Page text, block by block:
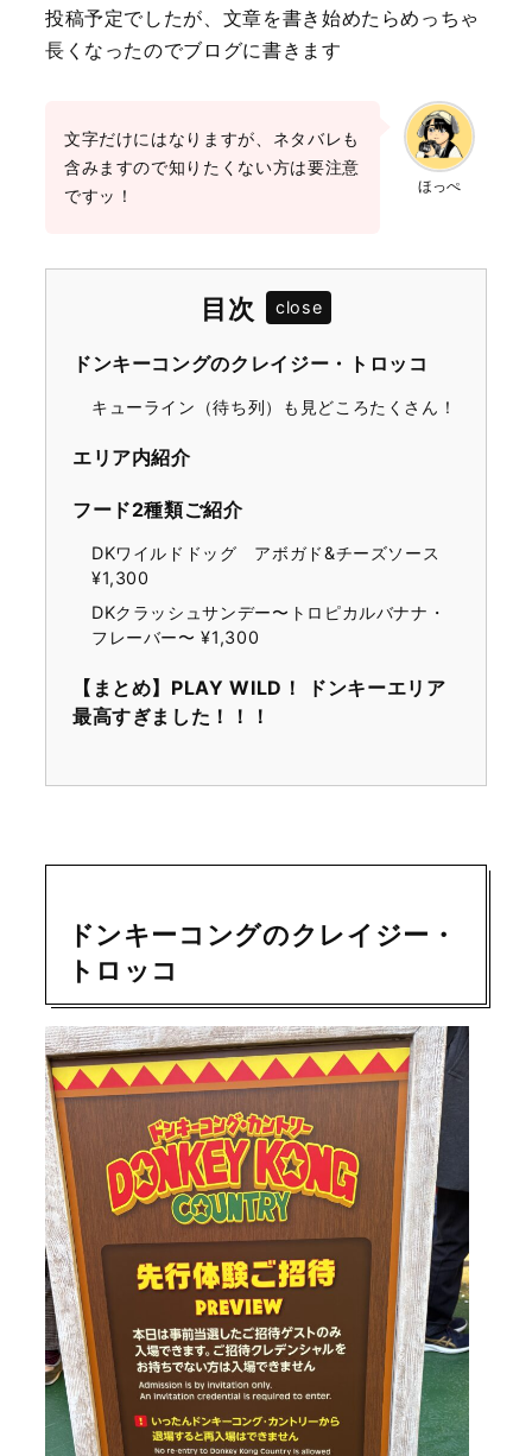
投稿予定でしたが、文章を書き始めたらめっちゃ
長くなったのでブログに書きます
文字だけにはなりますが、ネタバレも
含みますので知りたくない方は要注意
ですッ！
ほっぺ
目次
ドンキーコングのクレイジー・トロッコ
キューライン（待ち列）も見どころたくさん！
エリア内紹介
フード2種類ご紹介
DKワイルドドッグ アボガド&チーズソース
¥1,300
DKクラッシュサンデー〜トロピカルバナナ・
フレーバー〜 ¥1,300
【まとめ】PLAY WILD！ ドンキーエリア
最高すぎました！！！
ドンキーコングのクレイジー・
トロッコ